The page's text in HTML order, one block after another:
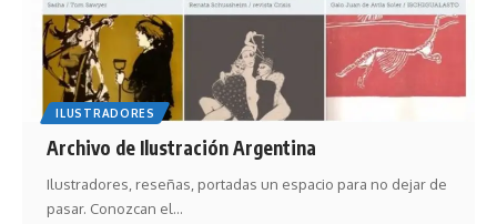
ILUSTRADORES
Archivo de Ilustración Argentina
Ilustradores, reseñas, portadas un espacio para no dejar de
pasar. Conozcan el…